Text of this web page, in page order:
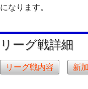
になります。
リーグ戦詳細
リーグ戦内容 新